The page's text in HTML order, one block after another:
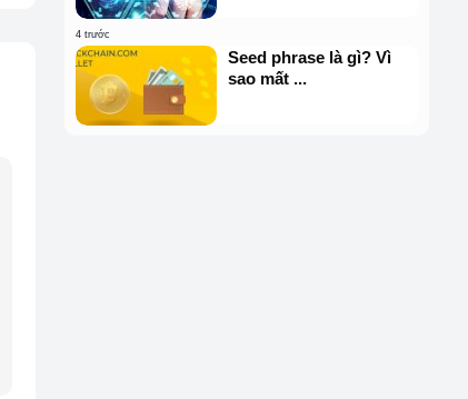
4 trước
Seed phrase là gì? Vì
sao mất ...